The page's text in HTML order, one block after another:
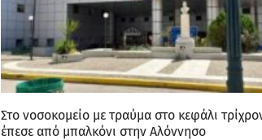
Στο νοσοκομείο με τραύμα στο κεφάλι
έπεσε από μπαλκόνι στην Αλόννησο